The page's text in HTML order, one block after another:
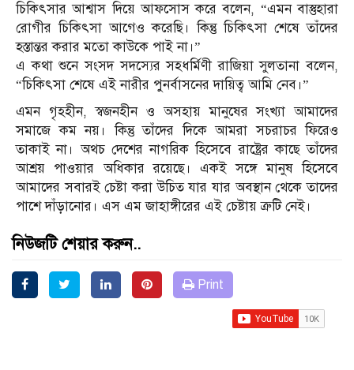
চিকিৎসার আশ্বাস দিয়ে আফসোস করে বলেন, “এমন বাস্তুহারা
রোগীর চিকিৎসা আগেও করেছি। কিন্তু চিকিৎসা শেষে তাঁদের
হস্তান্তর করার মতো কাউকে পাই না।”
এ কথা শুনে সংসদ সদস্যের সহধর্মিণী রাজিয়া সুলতানা বলেন,
“চিকিৎসা শেষে এই নারীর পুনর্বাসনের দায়িত্ব আমি নেব।”
এমন গৃহহীন, স্বজনহীন ও অসহায় মানুষের সংখ্যা আমাদের
সমাজে কম নয়। কিন্তু তাঁদের দিকে আমরা সচরাচর ফিরেও
তাকাই না। অথচ দেশের নাগরিক হিসেবে রাষ্ট্রের কাছে তাঁদের
আশ্রয় পাওয়ার অধিকার রয়েছে। একই সঙ্গে মানুষ হিসেবে
আমাদের সবারই চেষ্টা করা উচিত যার যার অবস্থান থেকে তাদের
পাশে দাঁড়ানোর। এস এম জাহাঙ্গীরের এই চেষ্টায় ত্রুটি নেই।
নিউজটি শেয়ার করুন..
Print